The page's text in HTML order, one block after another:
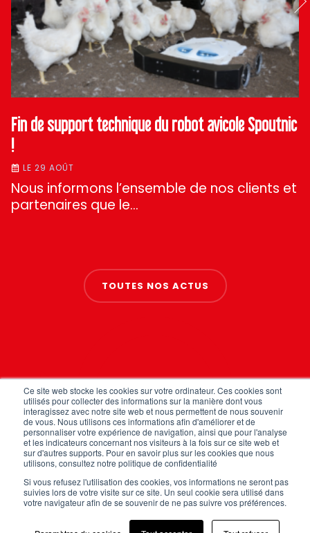
Ce site web stocke les cookies sur votre ordinateur. Ces cookies sont
utilisés pour collecter des informations sur la manière dont vous
interagissez avec notre site web et nous permettent de nous souvenir
de vous. Nous utilisons ces informations afin d'améliorer et de
personnaliser votre expérience de navigation, ainsi que pour l'analyse
et les indicateurs concernant nos visiteurs à la fois sur ce site web et
sur d'autres supports. Pour en savoir plus sur les cookies que nous
utilisons, consultez notre politique de confidentialité
Si vous refusez l'utilisation des cookies, vos informations ne seront pas
suivies lors de votre visite sur ce site. Un seul cookie sera utilisé dans
votre navigateur afin de se souvenir de ne pas suivre vos préférences.
Fin de support technique du robot avicole Spoutnic
!
LE 29 AOÛT
Nous informons l’ensemble de nos clients et
partenaires que le…
TOUTES NOS ACTUS
FAQ
Mentions légales
Politique de confidentialité
Plan du site
Cookies (EU)
2K